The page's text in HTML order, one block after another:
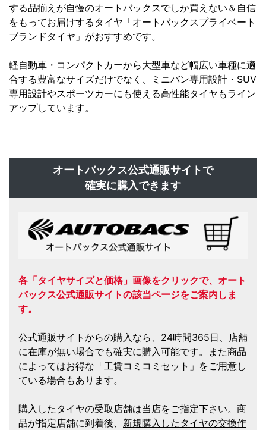
する品揃えが自慢のオートバックスでしか買えない＆自信
をもってお届けするタイヤ「オートバックスプライベート
ブランドタイヤ」がおすすめです。
軽自動車・コンパクトカーから大型車など幅広い車種に適
合する豊富なサイズだけでなく、ミニバン専用設計・SUV
専用設計やスポーツカーにも使える高性能タイヤもライン
アップしています。
オートバックス公式通販サイトで
確実に購入できます
各「タイヤサイズと価格」画像をクリックで、オート
バックス公式通販サイトの該当ページをご案内しま
す。
公式通販サイトからの購入なら、24時間365日、店舗
に在庫が無い場合でも確実に購入可能です。また商品
によってはお得な「工賃コミコミセット」をご用意し
ている場合もあります。
購入したタイヤの受取店舗は当店をご指定下さい。商
品が指定店舗に到着後、 新規購入したタイヤの交換作